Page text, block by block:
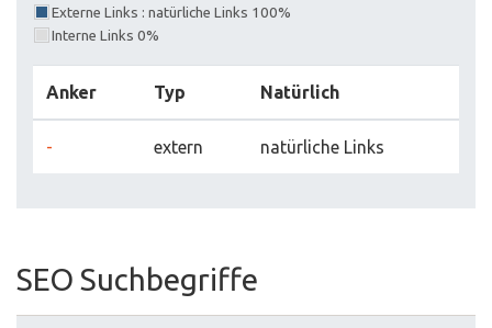
Externe Links : natürliche Links 100%
Interne Links 0%
Anker Typ Natürlich
- extern natürliche Links
SEO Suchbegriffe